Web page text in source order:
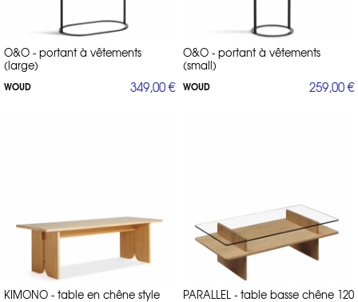
/ tapis ROMBO / tapis RAINING CIRCLE / plaid DOUBLE / jardinière
PIDESTALL / chaise, fauteuil, banc et table de jardin RAY /
Direct-d-sign.com, revendeur officiel de Woud.
O&O - portant à vêtements
(large)
WOUD 349,00 €
O&O - portant à vêtements
(small)
WOUD 259,00 €
KIMONO - table en chêne style
PARALLEL - table basse chêne 120